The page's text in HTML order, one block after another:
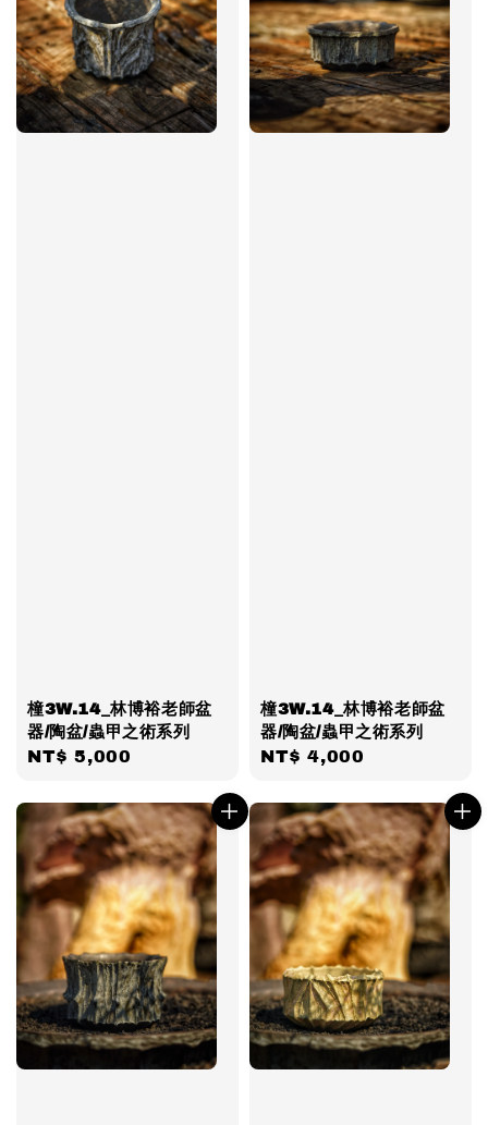
橦3W.14_林博裕老師盆
器/陶盆/蟲甲之術系列
Regular
NT$ 5,000
橦3W.14_林博裕老師盆
器/陶盆/蟲甲之術系列
Regular
NT$ 4,000